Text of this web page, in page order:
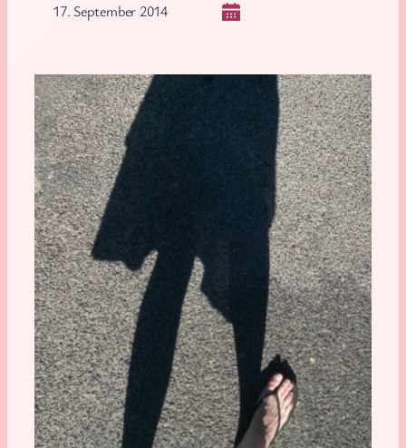
17. September 2014